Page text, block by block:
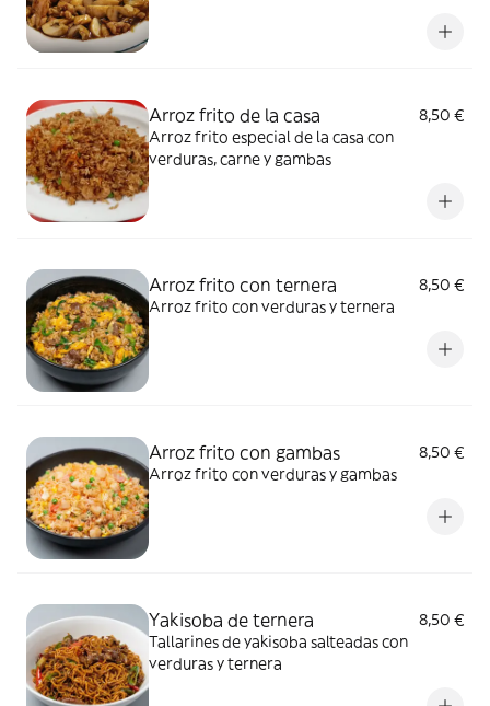
Arroz frito de la casa
8,50 €
Arroz frito especial de la casa con
verduras, carne y gambas
Arroz frito con ternera
8,50 €
Arroz frito con verduras y ternera
Arroz frito con gambas
8,50 €
Arroz frito con verduras y gambas
Yakisoba de ternera
8,50 €
Tallarines de yakisoba salteadas con
verduras y ternera